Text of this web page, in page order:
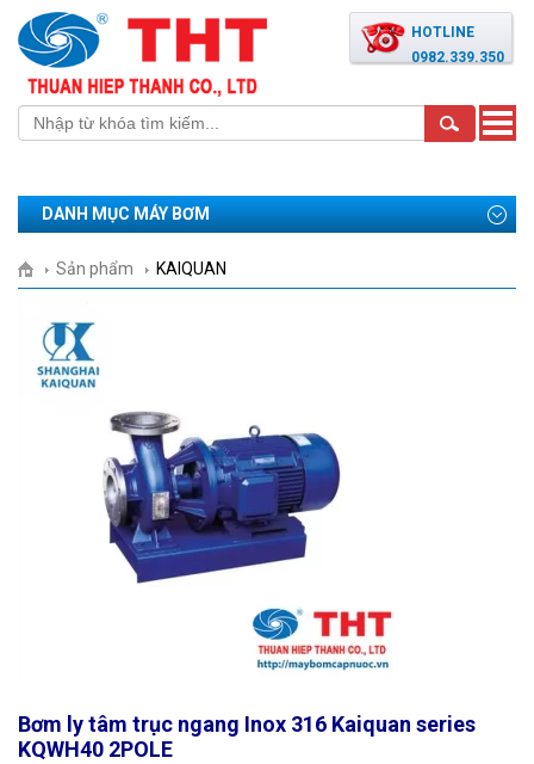
HOTLINE
0982.339.350
Toggle
DANH MỤC MÁY BƠM
Sản phẩm KAIQUAN
Bơm ly tâm trục ngang Inox 316 Kaiquan series
KQWH40 2POLE